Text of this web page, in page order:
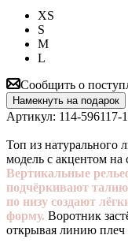
XS
S
M
L
Сообщить о
Намекнуть на подарок
Артикул: 114-596117-
Топ из натурального
модель с акцентом на
Вертикальные
подчёркивают
по низу создают
форму. Воротник
открывая линию